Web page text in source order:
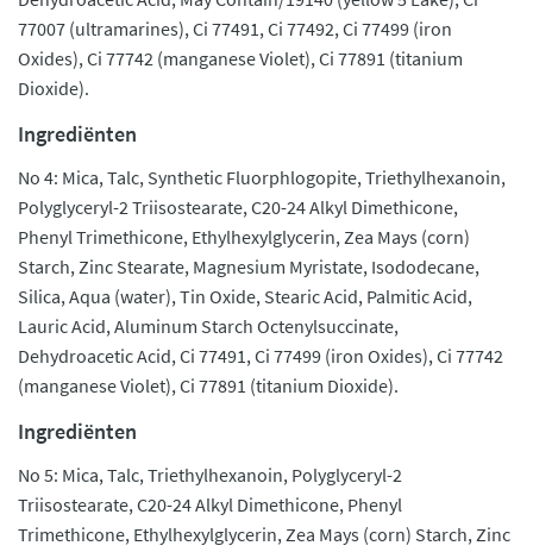
77007 (ultramarines), Ci 77491, Ci 77492, Ci 77499 (iron
Oxides), Ci 77742 (manganese Violet), Ci 77891 (titanium
Dioxide).
Ingrediënten
No 4: Mica, Talc, Synthetic Fluorphlogopite, Triethylhexanoin,
Polyglyceryl-2 Triisostearate, C20-24 Alkyl Dimethicone,
Phenyl Trimethicone, Ethylhexylglycerin, Zea Mays (corn)
Starch, Zinc Stearate, Magnesium Myristate, Isododecane,
Silica, Aqua (water), Tin Oxide, Stearic Acid, Palmitic Acid,
Lauric Acid, Aluminum Starch Octenylsuccinate,
Dehydroacetic Acid, Ci 77491, Ci 77499 (iron Oxides), Ci 77742
(manganese Violet), Ci 77891 (titanium Dioxide).
Ingrediënten
No 5: Mica, Talc, Triethylhexanoin, Polyglyceryl-2
Triisostearate, C20-24 Alkyl Dimethicone, Phenyl
Trimethicone, Ethylhexylglycerin, Zea Mays (corn) Starch, Zinc